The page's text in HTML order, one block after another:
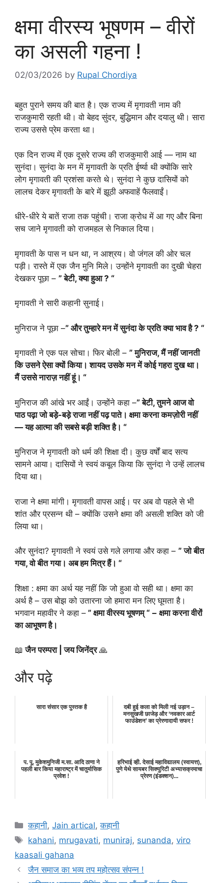
क्षमा वीरस्य भूषणम – वीरों
का असली गहना !
02/03/2026 by Rupal Chordiya
बहुत पुराने समय की बात है। एक राज्य में मृगावती नाम की
राजकुमारी रहती थी। वो बेहद सुंदर, बुद्धिमान और दयालु थी। सारा
राज्य उससे प्रेम करता था।
एक दिन राज्य में एक दूसरे राज्य की राजकुमारी आई — नाम था
सुनंदा। सुनंदा के मन में मृगावती के प्रति ईर्ष्या थी क्योंकि सारे
लोग मृगावती की प्रशंसा करते थे। सुनंदा ने कुछ दासियों को
लालच देकर मृगावती के बारे में झूठी अफवाहें फैलवाईं।
धीरे-धीरे ये बातें राजा तक पहुंची। राजा क्रोध में आ गए और बिना
सच जाने मृगावती को राजमहल से निकाल दिया।
मृगावती के पास न धन था, न आश्रय। वो जंगल की ओर चल
पड़ी। रास्ते में एक जैन मुनि मिले। उन्होंने मृगावती का दुखी चेहरा
देखकर पूछा – ” बेटी, क्या हुआ ? “
मृगावती ने सारी कहानी सुनाई।
मुनिराज ने पूछा –” और तुम्हारे मन में सुनंदा के प्रति क्या भाव है ? “
मृगावती ने एक पल सोचा। फिर बोली – ” मुनिराज, मैं नहीं जानती
कि उसने ऐसा क्यों किया। शायद उसके मन में कोई गहरा दुख था।
मैं उससे नाराज़ नहीं हूं। “
मुनिराज की आंखे भर आईं। उन्होंने कहा –” बेटी, तुमने आज वो
पाठ पढ़ा जो बड़े-बड़े राजा नहीं पढ़ पाते। क्षमा करना कमज़ोरी नहीं
— यह आत्मा की सबसे बड़ी शक्ति है। “
मुनिराज ने मृगावती को धर्म की शिक्षा दी। कुछ वर्षों बाद सत्य
सामने आया। दासियों ने स्वयं कबूल किया कि सुनंदा ने उन्हें लालच
दिया था।
राजा ने क्षमा मांगी। मृगावती वापस आई। पर अब वो पहले से भी
शांत और प्रसन्न थी – क्योंकि उसने क्षमा की असली शक्ति को जी
लिया था।
और सुनंदा? मृगावती ने स्वयं उसे गले लगाया और कहा – ” जो बीत
गया, वो बीत गया। अब हम मित्र हैं। “
शिक्षा : क्षमा का अर्थ यह नहीं कि जो हुआ वो सही था। क्षमा का
अर्थ है – उस बोझ को उतारना जो हमारा मन लिए घूमता है।
भगवान महावीर ने कहा – ” क्षमा वीरस्य भूषणम् “ – क्षमा करना वीरों
का आभूषण है।
📖 जैन परम्परा | जय जिनेंद्र🙏
और पढ़े
सारा संसार एक पुस्तक है
दबी हुई कला को मिली नई उड़ान –
मनसुखजी छाजेड़ और ‘नवकार आर्ट
फाउंडेशन’ का प्रेरणादायी सफर !
प. पू. मुकेशमुनिजी म.सा. आदि ठाणा ने
पहली बार किया महाराष्ट्र में चातुर्मासिक
प्रवेश !
हरिभाई व्ही. देसाई महाविद्यालय (स्वायत्त),
पुणे येथे सायबर सिक्युरिटी अभ्यासक्रमाचा
प्रेरण (इंडक्शन)...
Categories
कहानी,Jain artical,कहानी
Tags
kahani, mrugavati, muniraj, sunanda,viro
kaasali gahana
जैन समाज का भव्य तप महोत्सव संपन्न !